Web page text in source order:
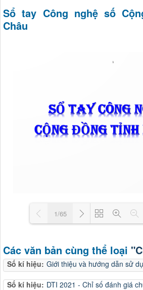
Sổ tay Công nghệ số
Châu
Loading PDF 5% ...
1/65
Các văn bản cùng thể loại
Số kí hiệu: Giới thiệu và hướng dẫn sử
Số kí hiệu: DTI 2021 - Chỉ số đánh giá